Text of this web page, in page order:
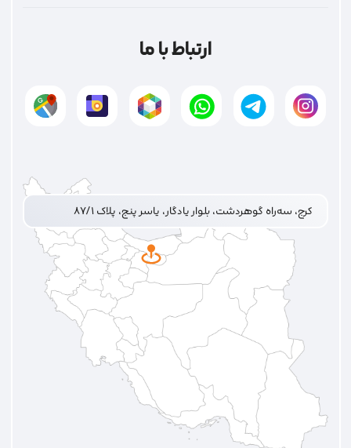
ارتباط با ما
کرج، سه‌راه گوهردشت، بلوار یادگار، یاسر پنج، پلاک ۸۷/۱